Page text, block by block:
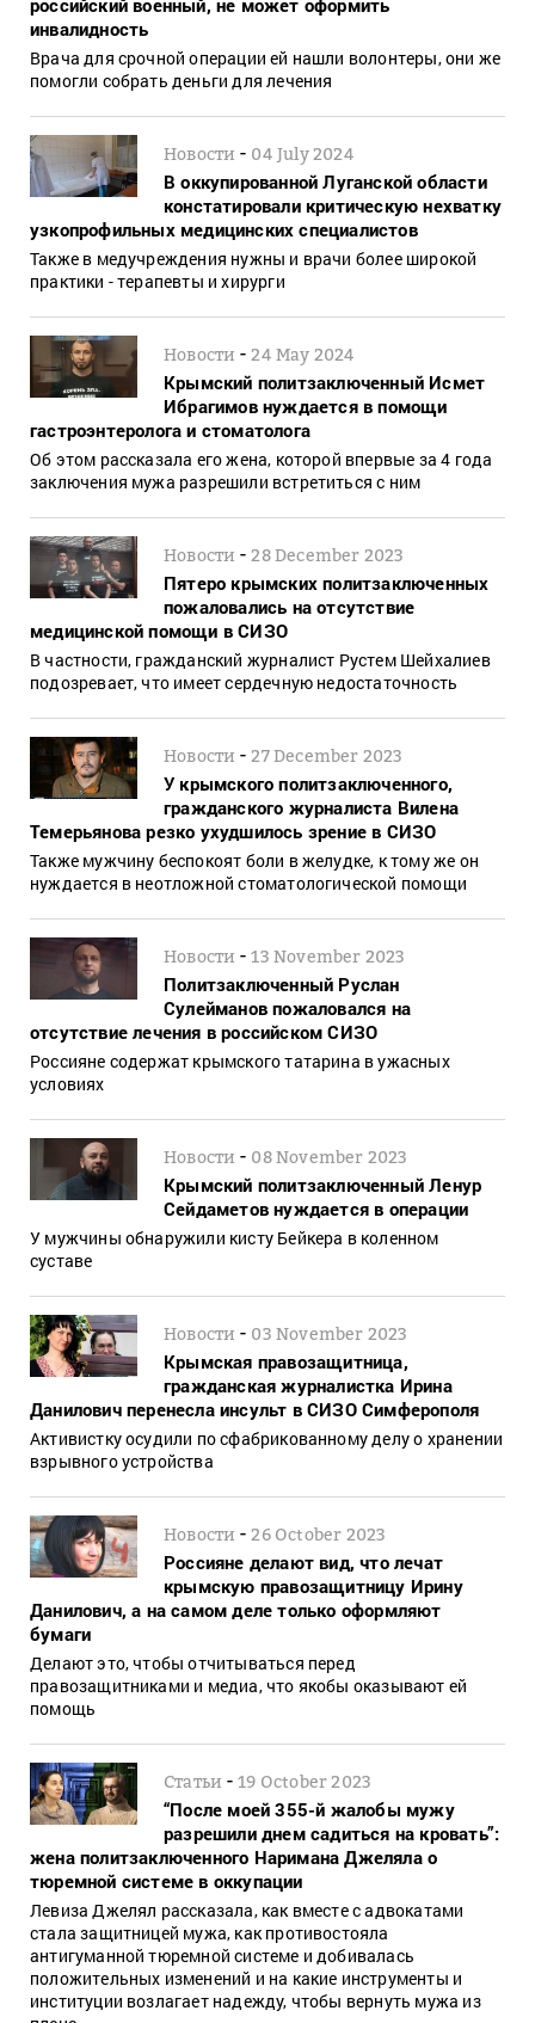
инвалидность
Врача для срочной операции ей нашли волонтеры, они же
помогли собрать деньги для лечения
Новости - 04 July 2024
В оккупированной Луганской области
констатировали критическую нехватку
узкопрофильных медицинских специалистов
Также в медучреждения нужны и врачи более широкой
практики - терапевты и хирурги
Новости -24 May 2024
Крымский политзаключенный Исмет
Ибрагимов нуждается в помощи
гастроэнтеролога и стоматолога
Об этом рассказала его жена, которой впервые за 4 года
заключения мужа разрешили встретиться с ним
Новости -28 December 2023
Пятеро крымских политзаключенных
пожаловались на отсутствие
медицинской помощи в СИЗО
В частности, гражданский журналист Рустем Шейхалиев
подозревает, что имеет сердечную недостаточность
Новости -27 December 2023
У крымского политзаключенного,
гражданского журналиста Вилена
Темерьянова резко ухудшилось зрение в СИЗО
Также мужчину беспокоят боли в желудке, к тому же он
нуждается в неотложной стоматологической помощи
Новости -13 November 2023
Политзаключенный Руслан
Сулейманов пожаловался на
отсутствие лечения в российском СИЗО
Россияне содержат крымского татарина в ужасных
условиях
Новости - 08 November 2023
Крымский политзаключенный Ленур
Сейдаметов нуждается в операции
У мужчины обнаружили кисту Бейкера в коленном
суставе
Новости - 03 November 2023
Крымская правозащитница,
гражданская журналистка Ирина
Данилович перенесла инсульт в СИЗО Симферополя
Активистку осудили по сфабрикованному делу о хранении
взрывного устройства
Новости -26 October 2023
Россияне делают вид, что лечат
крымскую правозащитницу Ирину
Данилович, а на самом деле только оформляют
бумаги
Делают это, чтобы отчитываться перед
правозащитниками и медиа, что якобы оказывают ей
помощь
Статьи -19 October 2023
“После моей 355-й жалобы мужу
разрешили днем садиться на кровать”:
жена политзаключенного Наримана Джеляла о
тюремной системе в оккупации
Левиза Джелял рассказала, как вместе с адвокатами
стала защитницей мужа, как противостояла
антигуманной тюремной системе и добивалась
положительных изменений и на какие инструменты и
институции возлагает надежду, чтобы вернуть мужа из